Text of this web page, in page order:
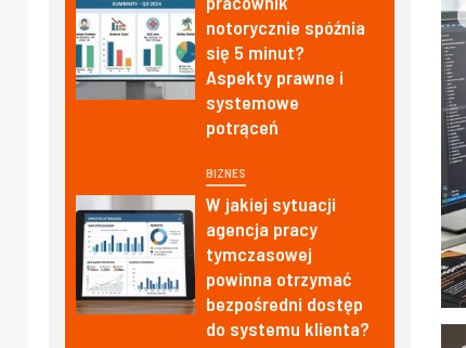
notorycznie spóźnia
się 5 minut?
Aspekty prawne i
systemowe
potrąceń
BIZNES
W jakiej sytuacji
agencja pracy
tymczasowej
powinna otrzymać
bezpośredni dostęp
do systemu klienta?